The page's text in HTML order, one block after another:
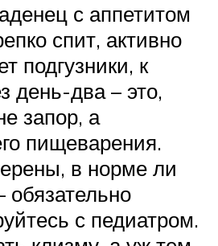
с аппетитом
спит, активно
подгузники, к
день-два – это,
запор, а
пищеварения.
в норме ли
обязательно
с педиатром.